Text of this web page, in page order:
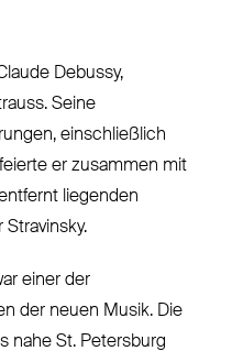
Debussy,
Seine
einschließlich
er zusammen mit
liegenden
einer der
der neuen Musik. Die
nahe St. Petersburg